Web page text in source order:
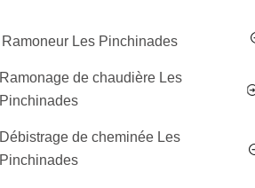
Ramoneur Les Pinchinades
Ramonage de chaudière Les
Pinchinades
Débistrage de cheminée Les
Pinchinades